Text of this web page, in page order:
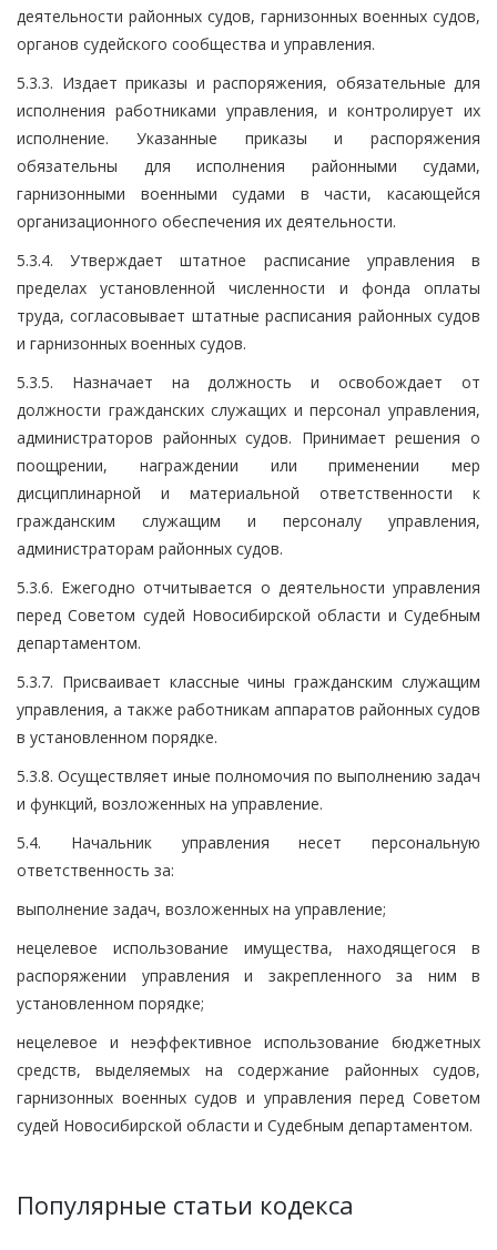
деятельности районных судов, гарнизонных военных судов,
органов судейского сообщества и управления.
5.3.3. Издает приказы и распоряжения, обязательные для
исполнения работниками управления, и контролирует их
исполнение. Указанные приказы и распоряжения
обязательны для исполнения районными судами,
гарнизонными военными судами в части, касающейся
организационного обеспечения их деятельности.
5.3.4. Утверждает штатное расписание управления в
пределах установленной численности и фонда оплаты
труда, согласовывает штатные расписания районных судов
и гарнизонных военных судов.
5.3.5. Назначает на должность и освобождает от
должности гражданских служащих и персонал управления,
администраторов районных судов. Принимает решения о
поощрении, награждении или применении мер
дисциплинарной и материальной ответственности к
гражданским служащим и персоналу управления,
администраторам районных судов.
5.3.6. Ежегодно отчитывается о деятельности управления
перед Советом судей Новосибирской области и Судебным
департаментом.
5.3.7. Присваивает классные чины гражданским служащим
управления, а также работникам аппаратов районных судов
в установленном порядке.
5.3.8. Осуществляет иные полномочия по выполнению задач
и функций, возложенных на управление.
5.4. Начальник управления несет персональную
ответственность за:
выполнение задач, возложенных на управление;
нецелевое использование имущества, находящегося в
распоряжении управления и закрепленного за ним в
установленном порядке;
нецелевое и неэффективное использование бюджетных
средств, выделяемых на содержание районных судов,
гарнизонных военных судов и управления перед Советом
судей Новосибирской области и Судебным департаментом.
Популярные статьи кодекса